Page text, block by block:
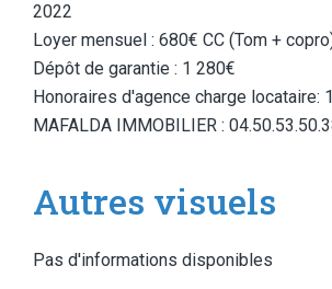
2022
Loyer mensuel : 680€ CC (Tom +
Dépôt de garantie : 1 280€
Honoraires d'agence charge locataire:
MAFALDA IMMOBILIER :
Autres visuels
Pas d'informations disponibles